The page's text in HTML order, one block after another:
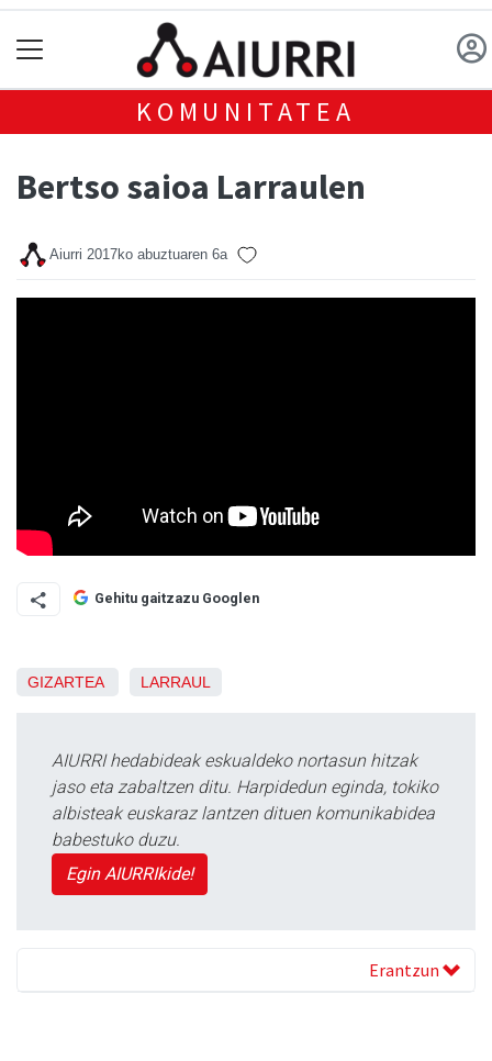
KOMUNITATEA
Bertso saioa Larraulen
Aiurri 2017ko abuztuaren 6a
Gehitu gaitzazu Googlen
GIZARTEA LARRAUL
AIURRI hedabideak eskualdeko nortasun hitzak
jaso eta zabaltzen ditu. Harpidedun eginda, tokiko
albisteak euskaraz lantzen dituen komunikabidea
babestuko duzu.
Egin AIURRIkide!
Erantzun